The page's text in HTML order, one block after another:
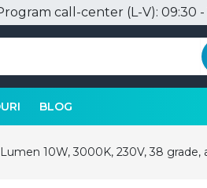
call-center (L-V): 09:30 -
BLOG
10W, 3000K, 230V, 38 grade,